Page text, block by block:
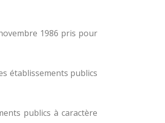
1986 pris pour
établissements publics
publics à caractère